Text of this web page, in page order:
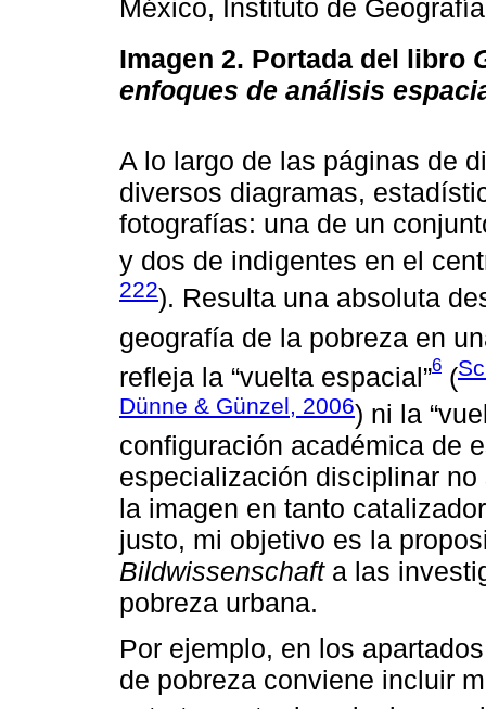
México, Instituto de
Imagen 2. Portada del libro
enfoques de análisis
A lo largo de las páginas de
diversos diagramas,
fotografías: una de un
y dos de indigentes en el
222). Resulta una absoluta
geografía de la pobreza en
refleja la “vuelta espacial”6 (
Dünne & Günzel, 2006) ni la
configuración académica de
especialización disciplinar
la imagen en tanto
justo, mi objetivo es la
Bildwissenschafta las
pobreza urbana.
Por ejemplo, en los
de pobreza conviene incluir